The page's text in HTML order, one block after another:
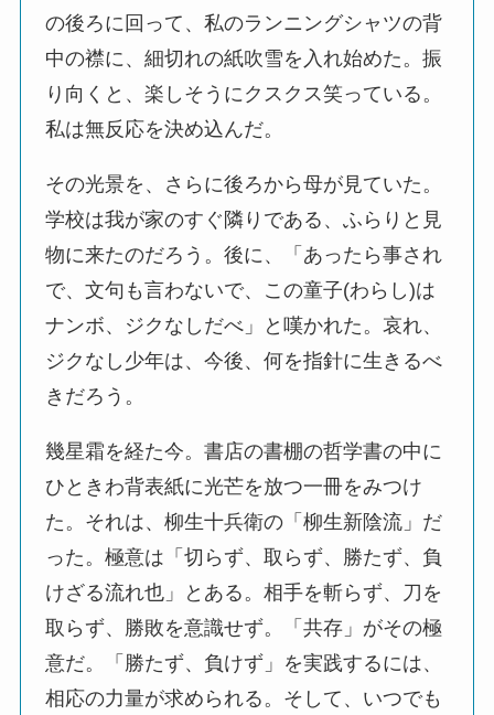
の後ろに回って、私のランニングシャツの背
中の襟に、細切れの紙吹雪を入れ始めた。振
り向くと、楽しそうにクスクス笑っている。
私は無反応を決め込んだ。
その光景を、さらに後ろから母が見ていた。
学校は我が家のすぐ隣りである、ふらりと見
物に来たのだろう。後に、「あったら事され
で、文句も言わないで、この童子(わらし)は
ナンボ、ジクなしだべ」と嘆かれた。哀れ、
ジクなし少年は、今後、何を指針に生きるべ
きだろう。
幾星霜を経た今。書店の書棚の哲学書の中に
ひときわ背表紙に光芒を放つ一冊をみつけ
た。それは、柳生十兵衛の「柳生新陰流」だ
った。極意は「切らず、取らず、勝たず、負
けざる流れ也」とある。相手を斬らず、刀を
取らず、勝敗を意識せず。「共存」がその極
意だ。「勝たず、負けず」を実践するには、
相応の力量が求められる。そして、いつでも